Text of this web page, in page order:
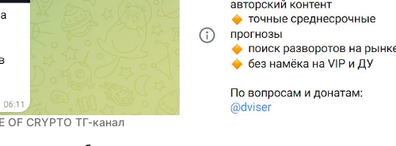
OF CRYPTO ТГ-канал